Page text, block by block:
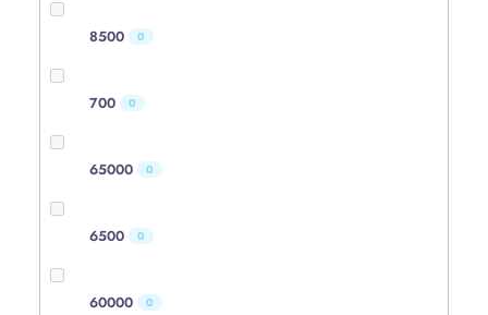
8500 0
700 0
65000 0
6500 0
60000 0